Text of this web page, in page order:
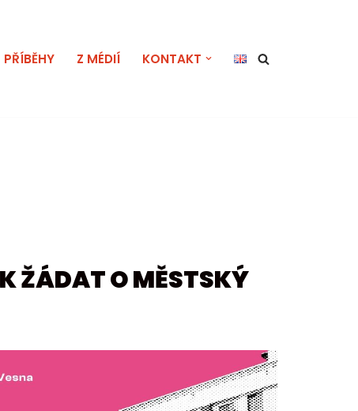
PŘÍBĚHY Z MÉDIÍ KONTAKT
ŽÁDAT O MĚSTSKÝ